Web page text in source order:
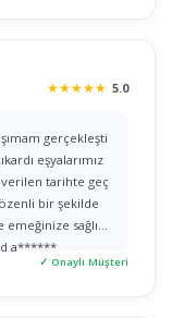
★★★★★ 5.0
gerçekleşti
eşyalarımız
tarihte geç
bir şekilde
sağlık
a******
✓ Onaylı Müşteri